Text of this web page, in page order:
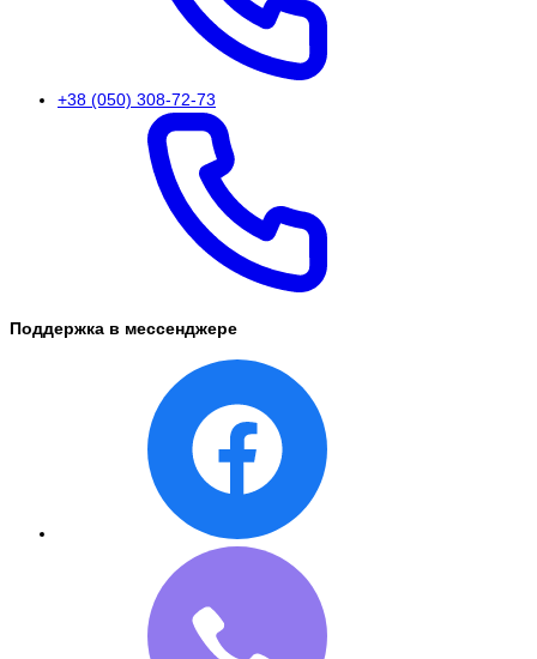
+38 (050) 308-72-73
Поддержка в мессенджере